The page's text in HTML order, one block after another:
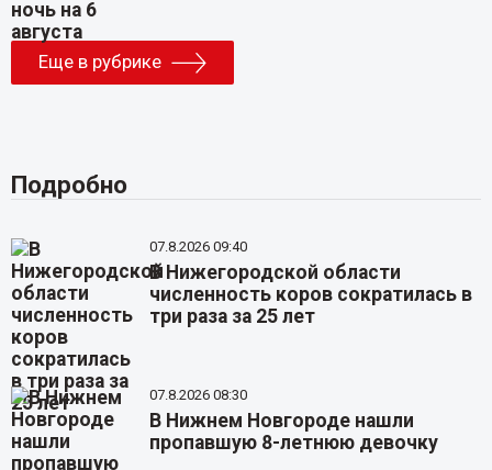
Еще в рубрике
Подробно
07.8.2026 09:40
В Нижегородской области
численность коров сократилась в
три раза за 25 лет
07.8.2026 08:30
В Нижнем Новгороде нашли
пропавшую 8-летнюю девочку